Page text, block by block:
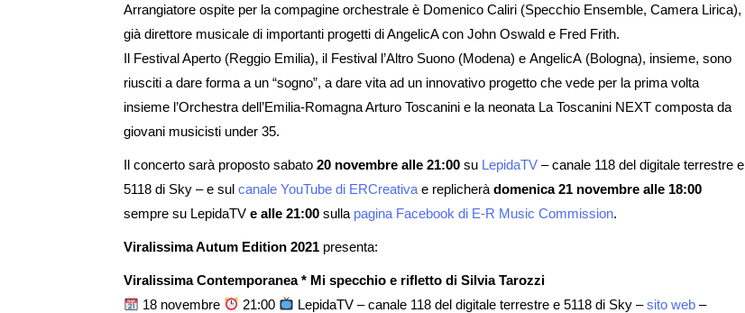
Arrangiatore ospite per la compagine orchestrale è Domenico Caliri (Specchio Ensemble, Camera Lirica),
già direttore musicale di importanti progetti di AngelicA con John Oswald e Fred Frith.
Il Festival Aperto (Reggio Emilia), il Festival l’Altro Suono (Modena) e AngelicA (Bologna), insieme, sono
riusciti a dare forma a un “sogno”, a dare vita ad un innovativo progetto che vede per la prima volta
insieme l’Orchestra dell’Emilia-Romagna Arturo Toscanini e la neonata La Toscanini NEXT composta da
giovani musicisti under 35.
Il concerto sarà proposto sabato 20 novembre alle 21:00 su LepidaTV – canale 118 del digitale terrestre e
5118 di Sky – e sul canale YouTube di ERCreativa e replicherà domenica 21 novembre alle 18:00
sempre su LepidaTV e alle 21:00 sulla pagina Facebook di E-R Music Commission.
Viralissima Autum Edition 2021 presenta:
Viralissima Contemporanea * Mi specchio e rifletto di Silvia Tarozzi
18 novembre
21:00 LepidaTV – canale 118 del digitale terrestre e 5118 di Sky –sito web –